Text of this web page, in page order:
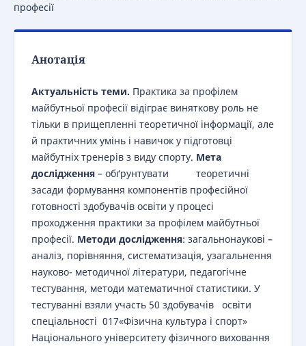
професії
Анотація
Актуальність теми. Практика за профілем
майбутньої професії відіграє виняткову роль не
тільки в прищепленні теоретичної інформації, але
й практичних умінь і навичок у підготовці
майбутніх тренерів з виду спорту. Мета
дослідження – обґрунтувати теоретичні
засади формування компонентів професійної
готовності здобувачів освіти у процесі
проходження практики за профілем майбутньої
професії. Методи дослідження: загальнонаукові –
аналіз, порівняння, систематизація, узагальнення
науково- методичної літератури, педагогічне
тестування, методи математичної статистики. У
тестуванні взяли участь 50 здобувачів освіти
спеціальності 017«Фізична культура і спорт»
Національного університету фізичного виховання